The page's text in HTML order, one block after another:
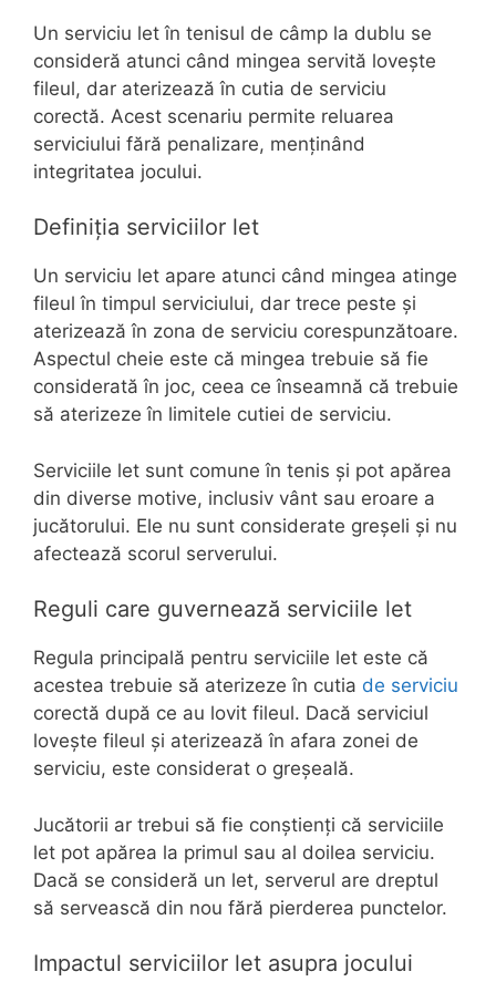
Un serviciu let în tenisul de câmp la dublu se
consideră atunci când mingea servită lovește
fileul, dar aterizează în cutia de serviciu
corectă. Acest scenariu permite reluarea
serviciului fără penalizare, menținând
integritatea jocului.
Definiția serviciilor let
Un serviciu let apare atunci când mingea atinge
fileul în timpul serviciului, dar trece peste și
aterizează în zona de serviciu corespunzătoare.
Aspectul cheie este că mingea trebuie să fie
considerată în joc, ceea ce înseamnă că trebuie
să aterizeze în limitele cutiei de serviciu.
Serviciile let sunt comune în tenis și pot apărea
din diverse motive, inclusiv vânt sau eroare a
jucătorului. Ele nu sunt considerate greșeli și nu
afectează scorul serverului.
Reguli care guvernează serviciile let
Regula principală pentru serviciile let este că
acestea trebuie să aterizeze în cutia de serviciu
corectă după ce au lovit fileul. Dacă serviciul
lovește fileul și aterizează în afara zonei de
serviciu, este considerat o greșeală.
Jucătorii ar trebui să fie conștienți că serviciile
let pot apărea la primul sau al doilea serviciu.
Dacă se consideră un let, serverul are dreptul
să servească din nou fără pierderea punctelor.
Impactul serviciilor let asupra jocului